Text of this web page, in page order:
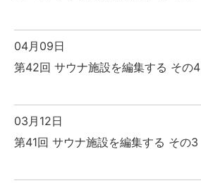
04月09日
第42回 サウナ施設を編集する その4
03月12日
第41回 サウナ施設を編集する その3